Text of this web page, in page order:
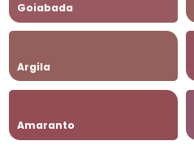
Goiabada
Argila
Amaranto